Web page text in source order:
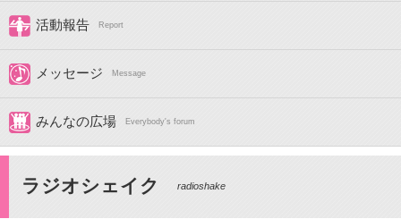
活動報告 Report
メッセージ Message
みんなの広場 Everybody's forum
ラジオシェイク radioshake